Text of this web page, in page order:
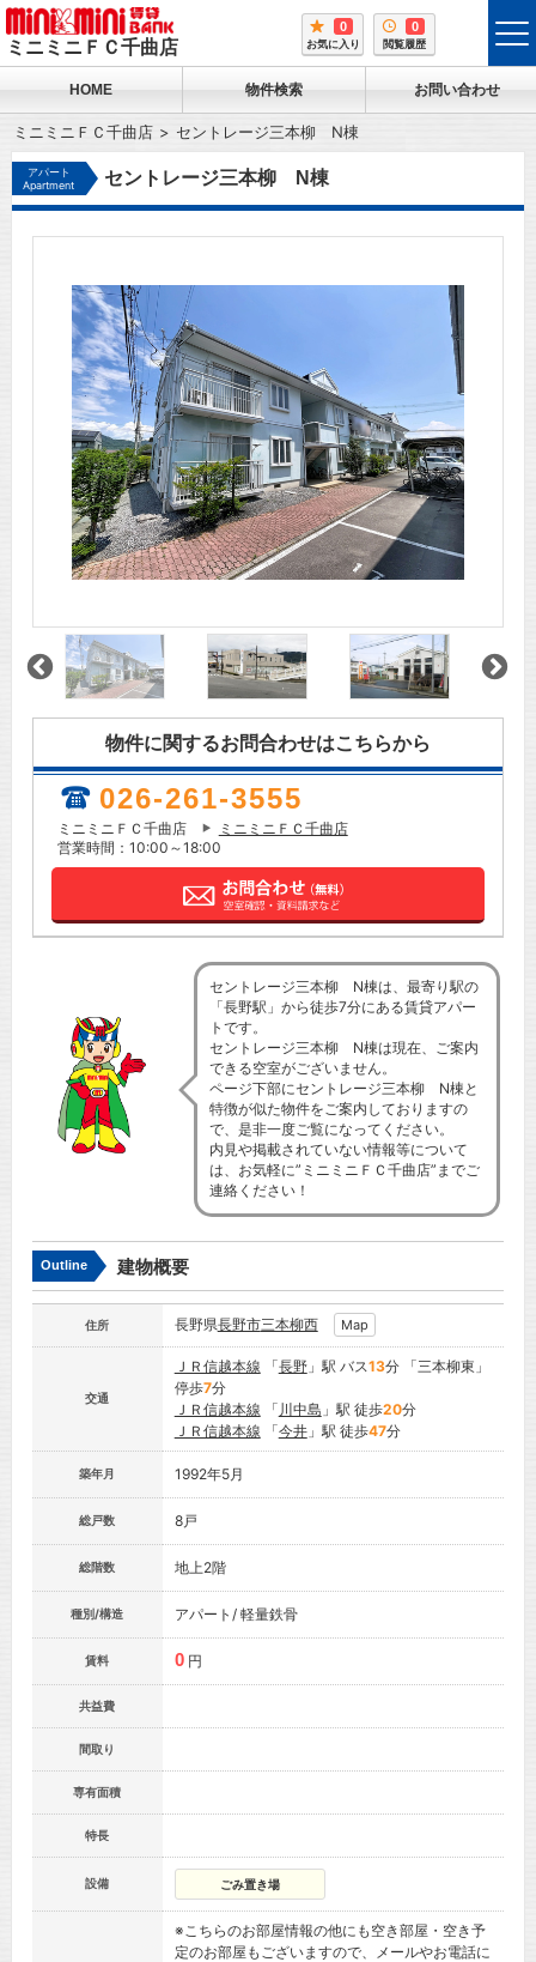
ミニミニＦＣ千曲店
0
お気に入り
0
閲覧履歴
HOME 物件検索 お問い合わせ
ミニミニＦＣ千曲店 セントレージ三本柳 N棟
アパート
Apartment
セントレージ三本柳 N棟
物件に関するお問合わせはこちらから
026-261-3555
ミニミニＦＣ千曲店
ミニミニＦＣ千曲店
営業時間：10:00～18:00
セントレージ三本柳 N棟は、最寄り駅の
「長野駅」から徒歩7分にある賃貸アパー
トです。
セントレージ三本柳 N棟は現在、ご案内
できる空室がございません。
ページ下部にセントレージ三本柳 N棟と
特徴が似た物件をご案内しておりますの
で、是非一度ご覧になってください。
内見や掲載されていない情報等について
は、お気軽に”ミニミニＦＣ千曲店”までご
連絡ください！
Outline 建物概要
住所 長野県長野市三本柳西 Map
交通
ＪＲ信越本線 「長野」駅 バス13分 「三本柳東」
停歩7分
ＪＲ信越本線 「 川中島 」駅 徒歩20分
ＪＲ信越本線 「今井」駅 徒歩47分
築年月 1992年5月
総戸数 8戸
総階数 地上2階
種別/構造 アパート/ 軽量鉄骨
賃料 0 円
共益費
間取り
専有面積
特長
設備 ごみ置き場
※こちらのお部屋情報の他にも空き部屋・空き予
定のお部屋もございますので、メールやお電話に